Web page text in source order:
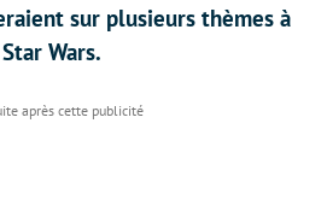
sur plusieurs thèmes à
Wars.